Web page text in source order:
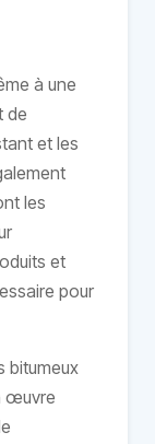
à une
de
et les
les
et
pour
bitumeux
œuvre